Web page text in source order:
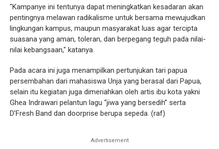
"Kampanye ini tentunya dapat meningkatkan kesadaran akan
pentingnya melawan radikalisme untuk bersama mewujudkan
lingkungan kampus, maupun masyarakat luas agar tercipta
suasana yang aman, toleran, dan berpegang teguh pada nilai-
nilai kebangsaan," katanya.
Pada acara ini juga menampilkan pertunjukan tari papua
persembahan dari mahasiswa Unja yang berasal dari Papua,
selain itu kegiatan juga dimeriahkan oleh artis ibu kota yakni
Ghea Indrawari pelantun lagu “jiwa yang bersedih” serta
D’Fresh Band dan doorprise berupa sepeda. (raf)
Advertisement